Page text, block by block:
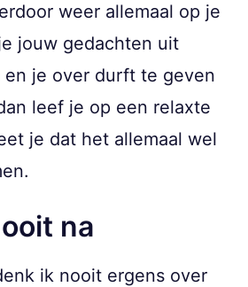
weer allemaal op je
jouw gedachten uit
je over durft te geven
leef je op een relaxte
je dat het allemaal wel
na
ik nooit ergens over